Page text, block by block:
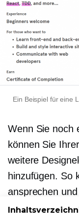
Ein Beispiel für eine
Wenn Sie noch
können Sie
weitere
hinzufügen. So
ansprechen
Ihren Kurs